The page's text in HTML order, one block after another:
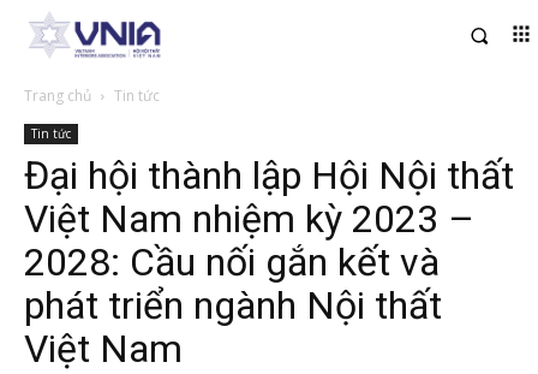
Trang chủ Tin tức
Tin tức
Đại hội thành lập Hội Nội thất
Việt Nam nhiệm kỳ 2023 –
2028: Cầu nối gắn kết và
phát triển ngành Nội thất
Việt Nam